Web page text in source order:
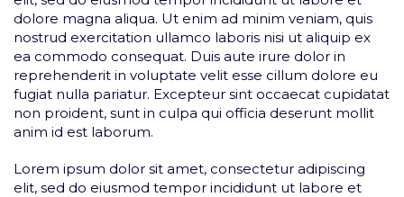
dolore magna aliqua. Ut enim ad minim veniam, quis
nostrud exercitation ullamco laboris nisi ut aliquip ex
ea commodo consequat. Duis aute irure dolor in
reprehenderit in voluptate velit esse cillum dolore eu
fugiat nulla pariatur. Excepteur sint occaecat cupidatat
non proident, sunt in culpa qui officia deserunt mollit
anim id est laborum.
Lorem ipsum dolor sit amet, consectetur adipiscing
elit, sed do eiusmod tempor incididunt ut labore et